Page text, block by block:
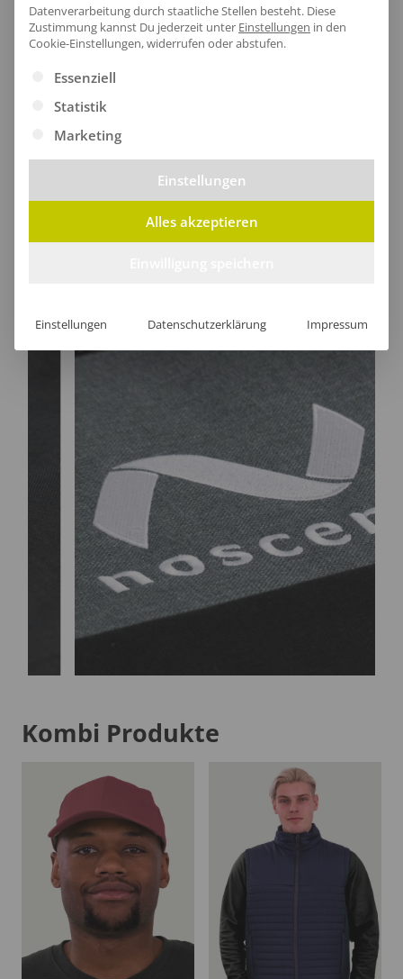
Lieferzeit
Kombi Produkte
Datenverarbeitung durch staatliche Stellen besteht. Diese
Zustimmung kannst Du jederzeit unter Einstellungen in den
Cookie-Einstellungen, widerrufen oder abstufen.
Es folgt eine Liste der Service-Gruppen, für die eine
Essenziell
Statistik
Marketing
Einstellungen
Alles akzeptieren
Einstellungen Datenschutzerklärung Impressum